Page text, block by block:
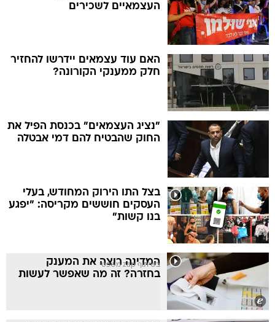
העצמאיים לשכירים
האם עוד עצמאים יידרשו להחזיר
חלק ממענקי הקורונה?
"נציג העצמאים" בכנסת הפיל את
החוק שהבטיח להם דמי אבטלה
בצל התו הירוק המחודש, בעלי
העסקים חוששים מקריסה: "יפגע
בנו קשות"
המדינה רוצה את המענק
בחזרה? זה מה שאפשר לעשות
בשיתוף zap משפטי